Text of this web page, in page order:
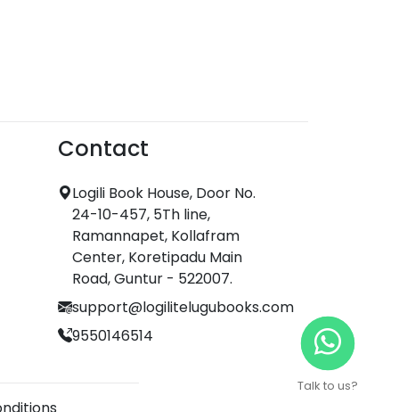
Talk to us?
Contact
Logili Book House, Door No.
24-10-457, 5Th line,
Ramannapet, Kollafram
Center, Koretipadu Main
Road, Guntur - 522007.
support@logilitelugubooks.com
9550146514